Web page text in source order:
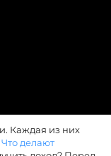
Каждая из них
Что делают